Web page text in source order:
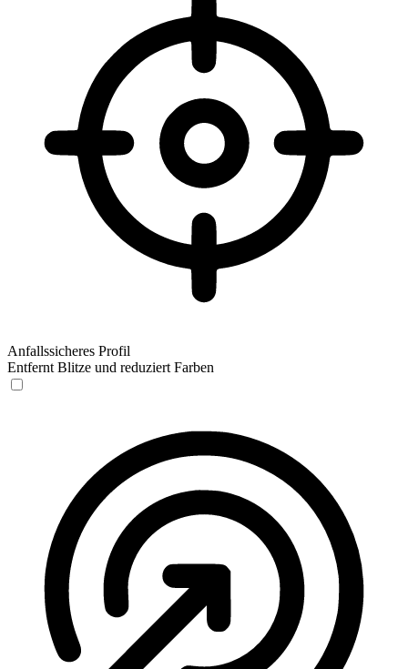
Anfallssicheres Profil
Entfernt Blitze und reduziert Farben